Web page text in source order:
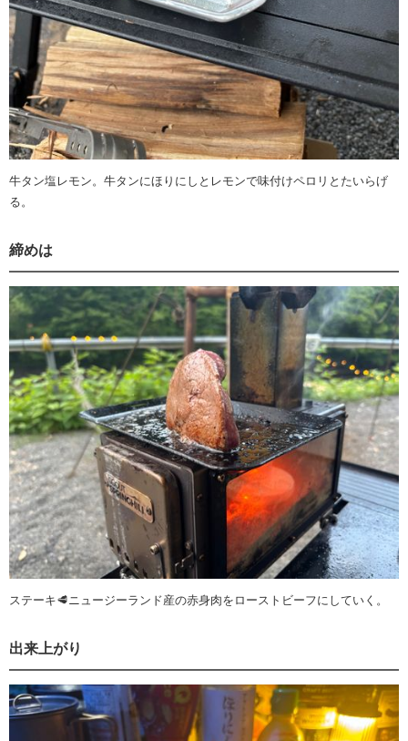
牛タン塩レモン。牛タンにほりにしとレモンで味付けペロリとたいらげ
る。
締めは
ステーキ🥩ニュージーランド産の赤身肉をローストビーフにしていく。
出来上がり